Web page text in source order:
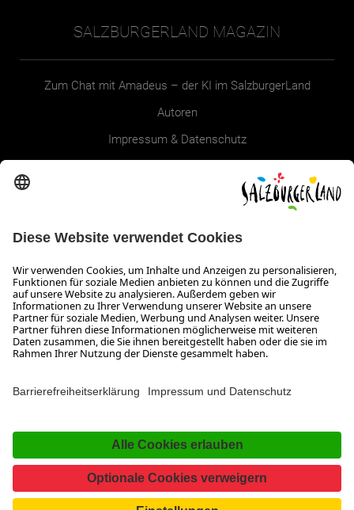
SALZBURGERLAND MAGAZIN
Zum Chat mit Amadeus – der KI im SalzburgerLand
Autoren
Impressum & Datenschutz
SALZBURGERLAND
Infos zum Urlaub im SalzburgerLand
Veranstaltungen im SalzburgerLand
Aktuelle Urlaubsangebote
Newsroom
Presse